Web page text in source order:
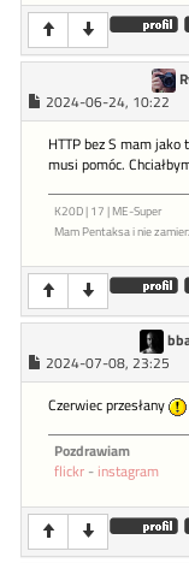
2024-06-24, 10:22
HTTP bez S mam
musi pomóc.
K20D | 17 | ME-Super
Mam Pentaksa i nie
2024-07-08, 23:25
Czerwiec przesłany
Pozdrawiam
flickr - instagram